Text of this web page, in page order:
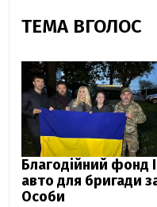
ТЕМА ВГОЛОС
Благодійний фонд
авто для бригади
Особи